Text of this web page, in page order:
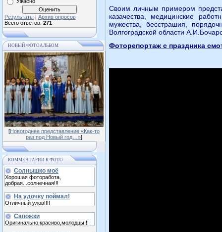
Результаты | Архив опросов
Всего ответов: 271
НОВЫЙ ФОТОАЛЬБОМ
[Новогоднее представление «Как-то
раз под Новый год…»]
КОММЕНТАРИИ К ФОТО
Солнышко моё
Хорошая фоторабота,
добрая...солнечная!!!
На удочку поймал!
Отличный улов!!!!
Сапожки
Оригинально,красиво,молодцы!!!
Своим личным примером
казачества, медицинские
мужества, бесстрашия,
Волгоградской области
Фоторепортаж с праздника